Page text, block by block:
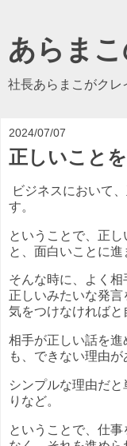
あらま
社長あらまこがクレ
2024/07/07
正しいこと
ビジネスにおいて
す。
ということで、正
と、面白いことに進
そんな時に、よく
正しいみたいな発
気をつけなければと
相手が正しい話を
も、できない理由が
シンプルな理由だ
りなど。
ということで、仕